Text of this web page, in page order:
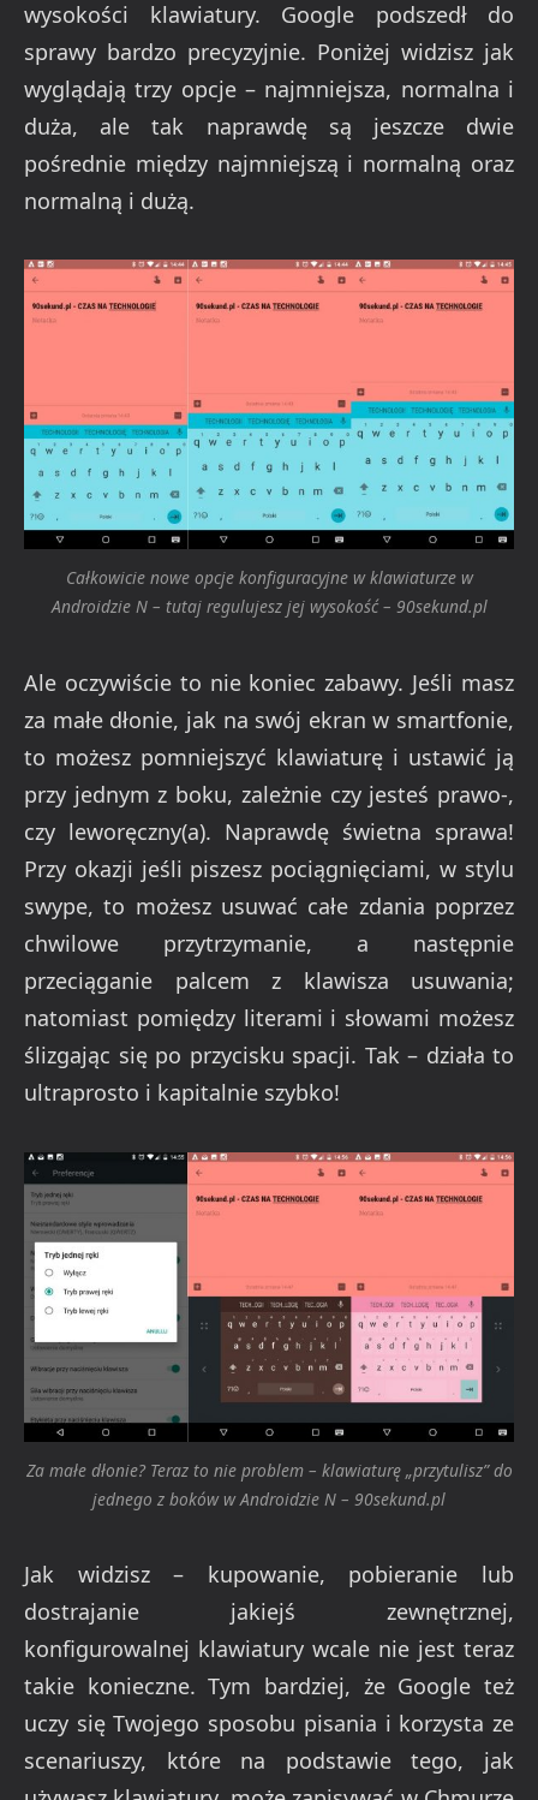
wysokości klawiatury. Google podszedł do
sprawy bardzo precyzyjnie. Poniżej widzisz jak
wyglądają trzy opcje – najmniejsza, normalna i
duża, ale tak naprawdę są jeszcze dwie
pośrednie między najmniejszą i normalną oraz
normalną i dużą.
Całkowicie nowe opcje konfiguracyjne w klawiaturze w
Androidzie N – tutaj regulujesz jej wysokość – 90sekund.pl
Ale oczywiście to nie koniec zabawy. Jeśli masz
za małe dłonie, jak na swój ekran w smartfonie,
to możesz pomniejszyć klawiaturę i ustawić ją
przy jednym z boku, zależnie czy jesteś prawo-,
czy leworęczny(a). Naprawdę świetna sprawa!
Przy okazji jeśli piszesz pociągnięciami, w stylu
swype, to możesz usuwać całe zdania poprzez
chwilowe przytrzymanie, a następnie
przeciąganie palcem z klawisza usuwania;
natomiast pomiędzy literami i słowami możesz
ślizgając się po przycisku spacji. Tak – działa to
ultraprosto i kapitalnie szybko!
Za małe dłonie? Teraz to nie problem – klawiaturę „przytulisz” do
jednego z boków w Androidzie N – 90sekund.pl
Jak widzisz – kupowanie, pobieranie lub
dostrajanie jakiejś zewnętrznej,
konfigurowalnej klawiatury wcale nie jest teraz
takie konieczne. Tym bardziej, że Google też
uczy się Twojego sposobu pisania i korzysta ze
scenariuszy, które na podstawie tego, jak